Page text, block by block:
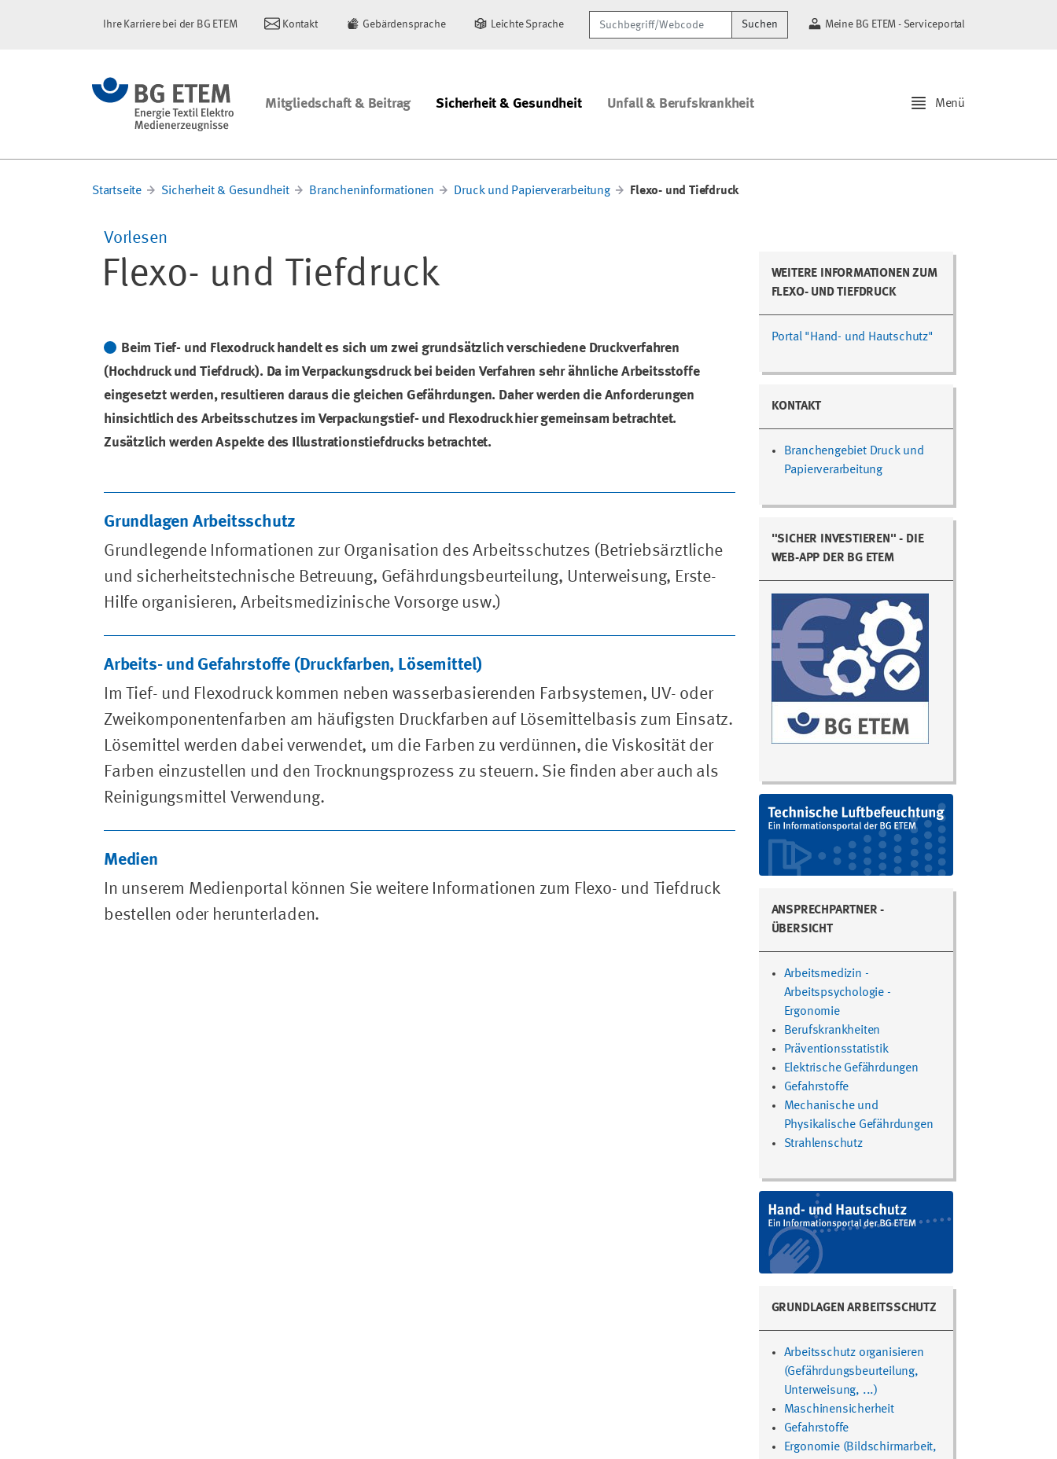
Ihre Karriere bei der BG ETEM Kontakt Gebärdensprache Leichte Sprache Suchbegriff/Webcode Suchen Meine BG ETEM - Serviceportal
Mitgliedschaft & Beitrag Sicherheit & Gesundheit Unfall & Berufskrankheit Menü
Startseite Sicherheit & Gesundheit Brancheninformationen Druck und Papierverarbeitung Flexo- und Tiefdruck
Vorlesen
Flexo- und Tiefdruck
Beim Tief- und Flexodruck handelt es sich um zwei grundsätzlich verschiedene Druckverfahren
(Hochdruck und Tiefdruck). Da im Verpackungsdruck bei beiden Verfahren sehr ähnliche Arbeitsstoffe
eingesetzt werden, resultieren daraus die gleichen Gefährdungen. Daher werden die Anforderungen
hinsichtlich des Arbeitsschutzes im Verpackungstief- und Flexodruck hier gemeinsam betrachtet.
Zusätzlich werden Aspekte des Illustrationstiefdrucks betrachtet.
Grundlagen Arbeitsschutz
Grundlegende Informationen zur Organisation des Arbeitsschutzes (Betriebsärztliche
und sicherheitstechnische Betreuung, Gefährdungsbeurteilung, Unterweisung, Erste-
Hilfe organisieren, Arbeitsmedizinische Vorsorge usw.)
Arbeits- und Gefahrstoffe (Druckfarben, Lösemittel)
Im Tief- und Flexodruck kommen neben wasserbasierenden Farbsystemen, UV- oder
Zweikomponentenfarben am häufigsten Druckfarben auf Lösemittelbasis zum Einsatz.
Lösemittel werden dabei verwendet, um die Farben zu verdünnen, die Viskosität der
Farben einzustellen und den Trocknungsprozess zu steuern. Sie finden aber auch als
Reinigungsmittel Verwendung.
Medien
In unserem Medienportal können Sie weitere Informationen zum Flexo- und Tiefdruck
bestellen oder herunterladen.
WEITERE INFORMATIONEN ZUM
FLEXO- UND TIEFDRUCK
Portal "Hand- und Hautschutz"
KONTAKT
Branchengebiet Druck und
Papierverarbeitung
"SICHER INVESTIEREN" - DIE
WEB-APP DER BG ETEM
ANSPRECHPARTNER -
ÜBERSICHT
Arbeitsmedizin -
Arbeitspsychologie -
Ergonomie
Berufskrankheiten
Präventionsstatistik
Elektrische Gefährdungen
Gefahrstoffe
Mechanische und
Physikalische Gefährdungen
Strahlenschutz
GRUNDLAGEN ARBEITSSCHUTZ
Arbeitsschutz organisieren
(Gefährdungsbeurteilung,
Unterweisung, ...)
Maschinensicherheit
Gefahrstoffe
Ergonomie (Bildschirmarbeit,